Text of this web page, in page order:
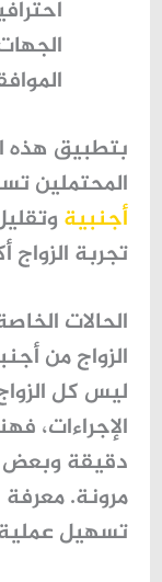
بتطبيق هذه
المحتملين
أجنبية
تجربة
الحالات
الزواج من
ليس كل
الإجراءات،
دقيقة وبعض
مرونة.
تسهيل عملية